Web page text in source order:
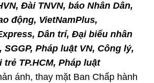
Đài TNVN, báo Nhân Dân,
động, VietNamPlus,
Dân trí, Đại biểu nhân
Pháp luật VN, Công lý,
trẻ TP.HCM, Pháp luật
ánh, thay mặt Ban Chấp hành